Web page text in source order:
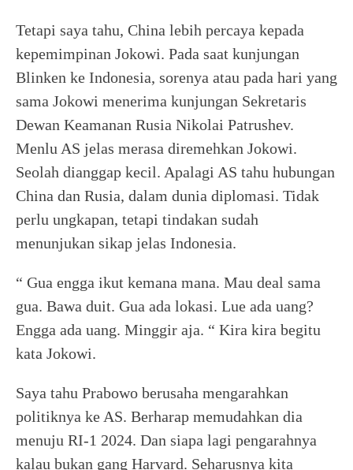
Tetapi saya tahu, China lebih percaya kepada
kepemimpinan Jokowi. Pada saat kunjungan
Blinken ke Indonesia, sorenya atau pada hari yang
sama Jokowi menerima kunjungan Sekretaris
Dewan Keamanan Rusia Nikolai Patrushev.
Menlu AS jelas merasa diremehkan Jokowi.
Seolah dianggap kecil. Apalagi AS tahu hubungan
China dan Rusia, dalam dunia diplomasi. Tidak
perlu ungkapan, tetapi tindakan sudah
menunjukan sikap jelas Indonesia.
“ Gua engga ikut kemana mana. Mau deal sama
gua. Bawa duit. Gua ada lokasi. Lue ada uang?
Engga ada uang. Minggir aja. “ Kira kira begitu
kata Jokowi.
Saya tahu Prabowo berusaha mengarahkan
politiknya ke AS. Berharap memudahkan dia
menuju RI-1 2024. Dan siapa lagi pengarahnya
kalau bukan gang Harvard. Seharusnya kita